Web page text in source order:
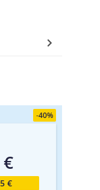
-40%
€